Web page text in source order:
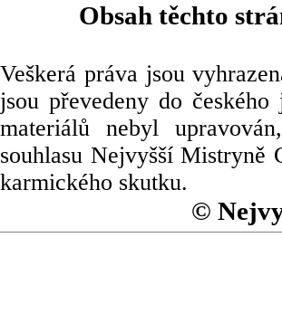
Obsah těchto
Veškerá práva jsou
jsou převedeny do
materiálů nebyl
souhlasu Nejvyšší Mistryně
karmického skutku.
©